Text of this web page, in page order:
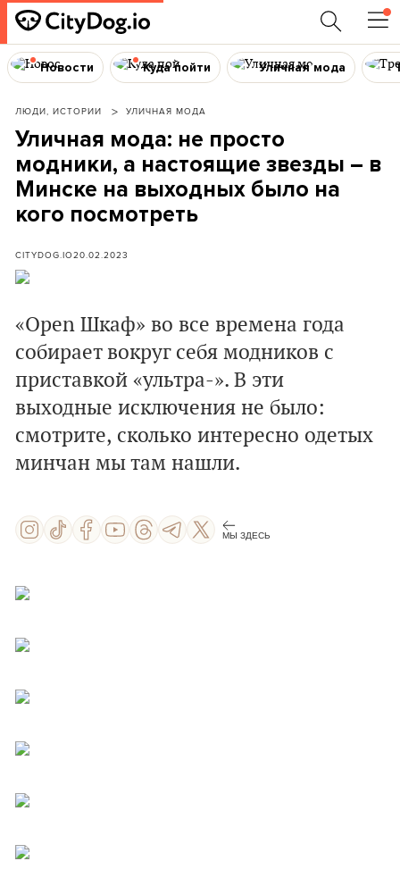
Новости Куда пойти Уличная мода
ЛЮДИ, ИСТОРИИ УЛИЧНАЯ МОДА
Уличная мода: не просто
модники, а настоящие звезды – в
Минске на выходных было на
кого посмотреть
CITYDOG.IO20.02.2023
«Open Шкаф» во все времена года
собирает вокруг себя модников с
приставкой «ультра-». В эти
выходные исключения не было:
смотрите, сколько интересно одетых
минчан мы там нашли.
МЫ ЗДЕСЬ